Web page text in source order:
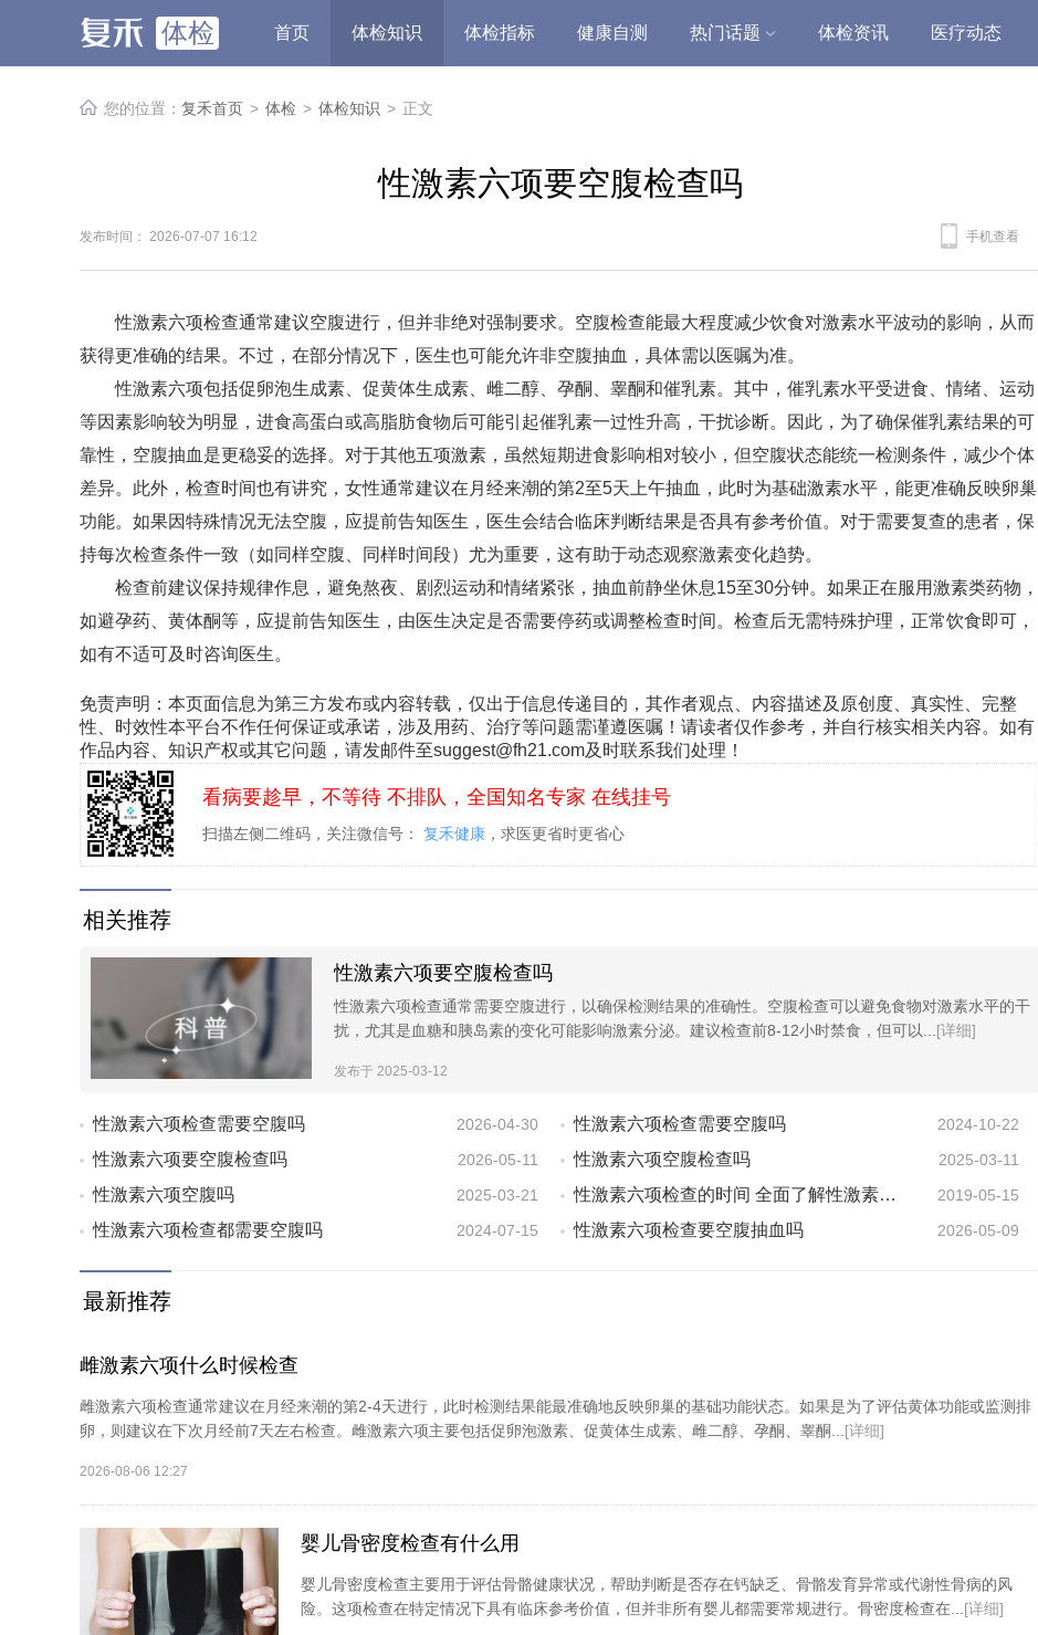
体检 首页 体检知识 体检指标 健康自测 热门话题 体检资讯 医疗动态
您的位置： 复禾首页 > 体检 > 体检知识 > 正文
性激素六项要空腹检查吗
发布时间： 2026-07-07 16:12 手机查看
性激素六项检查通常建议空腹进行，但并非绝对强制要求。空腹检查能最大程度减少饮食对激素水平波动的影响，从而
获得更准确的结果。不过，在部分情况下，医生也可能允许非空腹抽血，具体需以医嘱为准。
性激素六项包括促卵泡生成素、促黄体生成素、雌二醇、孕酮、睾酮和催乳素。其中，催乳素水平受进食、情绪、运动
等因素影响较为明显，进食高蛋白或高脂肪食物后可能引起催乳素一过性升高，干扰诊断。因此，为了确保催乳素结果的可
靠性，空腹抽血是更稳妥的选择。对于其他五项激素，虽然短期进食影响相对较小，但空腹状态能统一检测条件，减少个体
差异。此外，检查时间也有讲究，女性通常建议在月经来潮的第2至5天上午抽血，此时为基础激素水平，能更准确反映卵巢
功能。如果因特殊情况无法空腹，应提前告知医生，医生会结合临床判断结果是否具有参考价值。对于需要复查的患者，保
持每次检查条件一致（如同样空腹、同样时间段）尤为重要，这有助于动态观察激素变化趋势。
检查前建议保持规律作息，避免熬夜、剧烈运动和情绪紧张，抽血前静坐休息15至30分钟。如果正在服用激素类药物，
如避孕药、黄体酮等，应提前告知医生，由医生决定是否需要停药或调整检查时间。检查后无需特殊护理，正常饮食即可，
如有不适可及时咨询医生。
免责声明：本页面信息为第三方发布或内容转载，仅出于信息传递目的，其作者观点、内容描述及原创度、真实性、完整
性、时效性本平台不作任何保证或承诺，涉及用药、治疗等问题需谨遵医嘱！请读者仅作参考，并自行核实相关内容。如有
作品内容、知识产权或其它问题，请发邮件至suggest@fh21.com及时联系我们处理！
看病要趁早，不等待 不排队，全国知名专家 在线挂号
扫描左侧二维码，关注微信号： 复禾健康 ，求医更省时更省心
相关推荐
性激素六项要空腹检查吗
性激素六项检查通常需要空腹进行，以确保检测结果的准确性。空腹检查可以避免食物对激素水平的干
扰，尤其是血糖和胰岛素的变化可能影响激素分泌。建议检查前8-12小时禁食，但可以... [详细]
发布于 2025-03-12
性激素六项检查需要空腹吗 2026-04-30 性激素六项检查需要空腹吗 2024-10-22
性激素六项要空腹检查吗 2026-05-11 性激素六项空腹检查吗 2025-03-11
性激素六项空腹吗 2025-03-21 性激素六项检查的时间 全面了解性激素六项检查 2019-05-15
性激素六项检查都需要空腹吗 2024-07-15 性激素六项检查要空腹抽血吗 2026-05-09
最新推荐
雌激素六项什么时候检查
雌激素六项检查通常建议在月经来潮的第2-4天进行，此时检测结果能最准确地反映卵巢的基础功能状态。如果是为了评估黄体功能或监测排
卵，则建议在下次月经前7天左右检查。雌激素六项主要包括促卵泡激素、促黄体生成素、雌二醇、孕酮、睾酮... [详细]
2026-08-06 12:27
婴儿骨密度检查有什么用
婴儿骨密度检查主要用于评估骨骼健康状况，帮助判断是否存在钙缺乏、骨骼发育异常或代谢性骨病的风
险。这项检查在特定情况下具有临床参考价值，但并非所有婴儿都需要常规进行。骨密度检查在... [详细]